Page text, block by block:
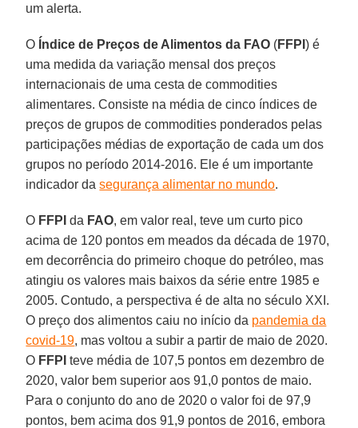
um alerta.
O Índice de Preços de Alimentos da FAO (FFPI) é
uma medida da variação mensal dos preços
internacionais de uma cesta de commodities
alimentares. Consiste na média de cinco índices de
preços de grupos de commodities ponderados pelas
participações médias de exportação de cada um dos
grupos no período 2014-2016. Ele é um importante
indicador dasegurança alimentar no mundo.
O FFPI da FAO, em valor real, teve um curto pico
acima de 120 pontos em meados da década de 1970,
em decorrência do primeiro choque do petróleo, mas
atingiu os valores mais baixos da série entre 1985 e
2005. Contudo, a perspectiva é de alta no século XXI.
O preço dos alimentos caiu no início da pandemia da
covid-19, mas voltou a subir a partir de maio de 2020.
O FFPI teve média de 107,5 pontos em dezembro de
2020, valor bem superior aos 91,0 pontos de maio.
Para o conjunto do ano de 2020 o valor foi de 97,9
pontos, bem acima dos 91,9 pontos de 2016, embora